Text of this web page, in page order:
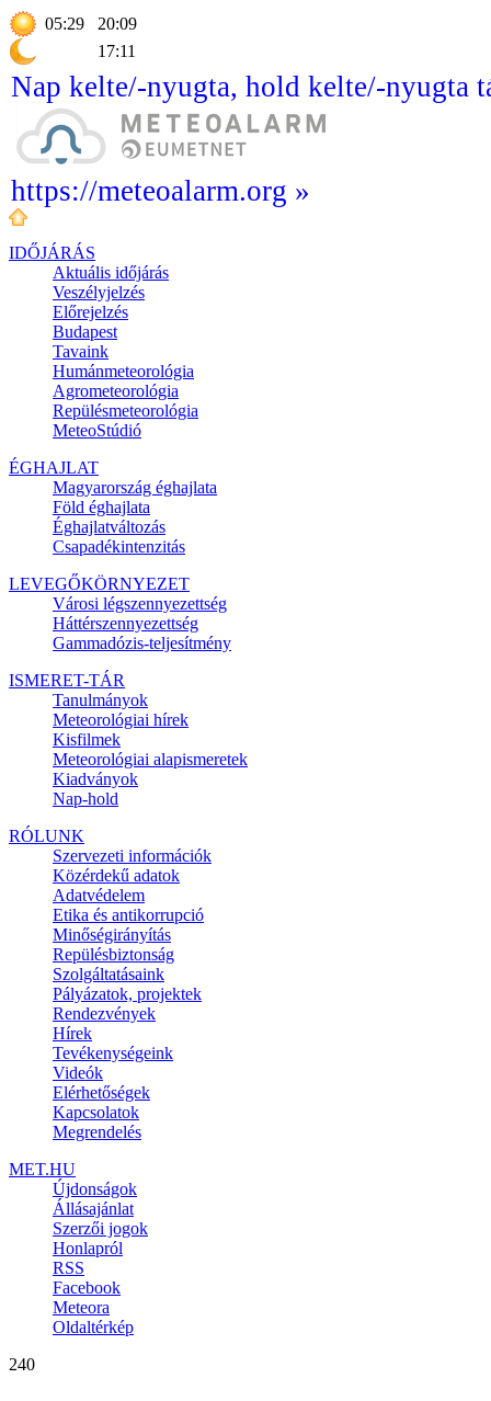
05:29
20:09
17:11
Nap kelte/-nyugta, hold kelte/-nyugta
https://meteoalarm.org »
IDŐJÁRÁS
Aktuális időjárás
Veszélyjelzés
Előrejelzés
Budapest
Tavaink
Humánmeteorológia
Agrometeorológia
Repülésmeteorológia
MeteoStúdió
ÉGHAJLAT
Magyarország éghajlata
Föld éghajlata
Éghajlatváltozás
Csapadékintenzitás
LEVEGŐKÖRNYEZET
Városi légszennyezettség
Háttérszennyezettség
Gammadózis-teljesítmény
ISMERET-TÁR
Tanulmányok
Meteorológiai hírek
Kisfilmek
Meteorológiai alapismeretek
Kiadványok
Nap-hold
RÓLUNK
Szervezeti információk
Közérdekű adatok
Adatvédelem
Etika és antikorrupció
Minőségirányítás
Repülésbiztonság
Szolgáltatásaink
Pályázatok, projektek
Rendezvények
Hírek
Tevékenységeink
Videók
Elérhetőségek
Kapcsolatok
Megrendelés
MET.HU
Újdonságok
Állásajánlat
Szerzői jogok
Honlapról
RSS
Facebook
Meteora
Oldaltérkép
240